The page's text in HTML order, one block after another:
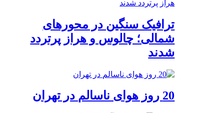
ترافیک سنگین در محورهای
شمالی؛ چالوس و هراز پرتردد
شدند
20 روز هوای ناسالم در تهران